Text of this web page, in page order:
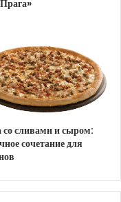
1 см. Запекать
Если
разрезать на 2
В круглой форме
г воды. Добавить
Довести
Варить 25-30
с сиропом, то
сливами и сыром:
сочетание для